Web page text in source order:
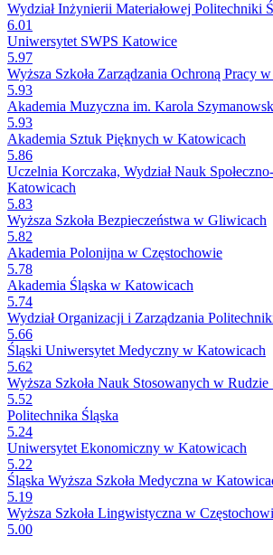
Wydział Inżynierii Materiałowej Politechniki
6.01
Uniwersytet SWPS Katowice
5.97
Wyższa Szkoła Zarządzania Ochroną Pracy
5.93
Akademia Muzyczna im. Karola
5.93
Akademia Sztuk Pięknych w Katowicach
5.86
Uczelnia Korczaka, Wydział Nauk
Katowicach
5.83
Wyższa Szkoła Bezpieczeństwa w Gliwicach
5.82
Akademia Polonijna w Częstochowie
5.78
Akademia Śląska w Katowicach
5.74
Wydział Organizacji i Zarządzania
5.66
Śląski Uniwersytet Medyczny w Katowicach
5.62
Wyższa Szkoła Nauk Stosowanych w Rudzie
5.52
Politechnika Śląska
5.24
Uniwersytet Ekonomiczny w Katowicach
5.22
Śląska Wyższa Szkoła Medyczna w
5.19
Wyższa Szkoła Lingwistyczna w
5.00